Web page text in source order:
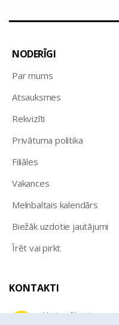
NODERĪGI
Par mums
Atsauksmes
Rekvizīti
Privātuma politika
Filiāles
Vakances
Melnbaltais kalendārs
Biežāk uzdotie jautājumi
Īrēt vai pirkt
KONTAKTI
Uzziņu tālrunis